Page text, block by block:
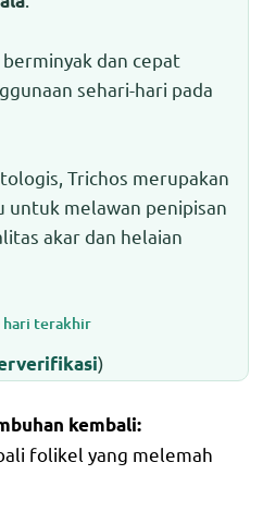
dan cepat
sehari-hari pada
Trichos merupakan
untuk melawan penipisan
akar dan helaian
hari terakhir
)
kembali:
folikel yang melemah